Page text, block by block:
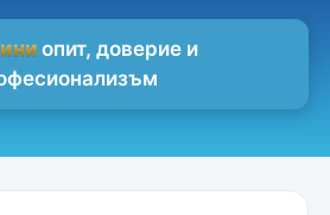
опит, доверие и